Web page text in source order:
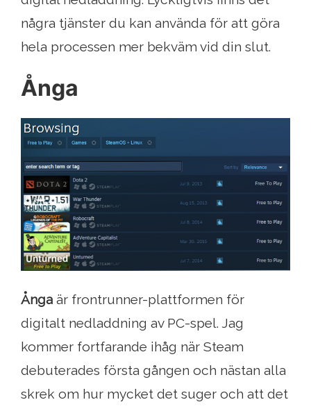
några tjänster du kan använda för att göra
hela processen mer bekväm vid din slut.
Ånga
Ånga är frontrunner-plattformen för
digitalt nedladdning av PC-spel. Jag
kommer fortfarande ihåg när Steam
debuterades första gången och nästan alla
skrek om hur mycket det suger och att det